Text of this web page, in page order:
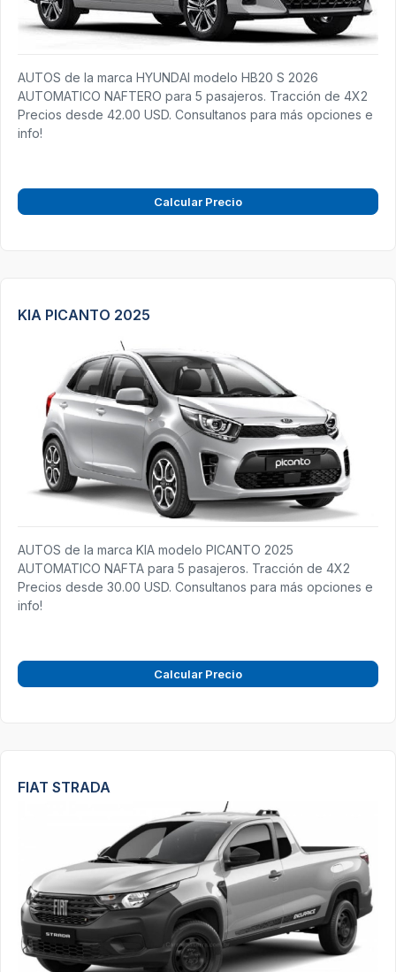
AUTOS de la marca HYUNDAI modelo HB20 S 2026
AUTOMATICO NAFTERO para 5 pasajeros. Tracción de 4X2
Precios desde 42.00 USD. Consultanos para más opciones e
info!
Calcular Precio
KIA PICANTO 2025
AUTOS de la marca KIA modelo PICANTO 2025
AUTOMATICO NAFTA para 5 pasajeros. Tracción de 4X2
Precios desde 30.00 USD. Consultanos para más opciones e
info!
Calcular Precio
FIAT STRADA